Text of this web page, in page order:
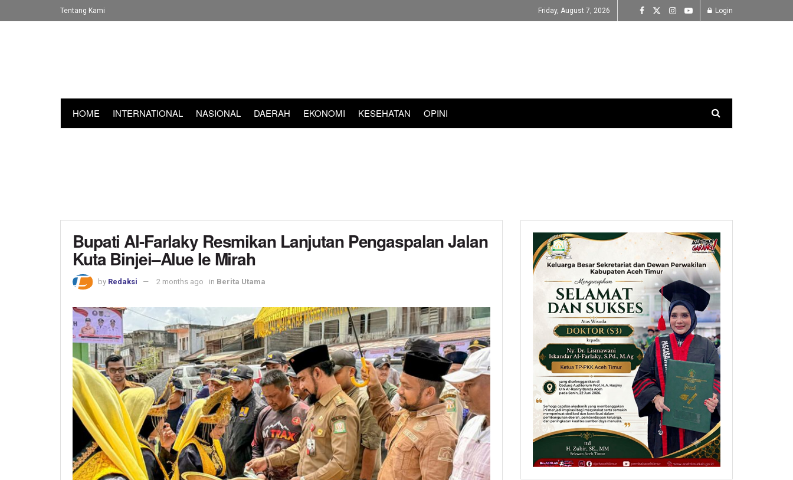
Tentang Kami Friday, August 7, 2026 Login
HOME INTERNATIONAL NASIONAL DAERAH EKONOMI KESEHATAN OPINI
Bupati Al-Farlaky Resmikan Lanjutan Pengaspalan Jalan
Kuta Binjei–Alue Ie Mirah
by Redaksi 2 months ago in Berita Utama